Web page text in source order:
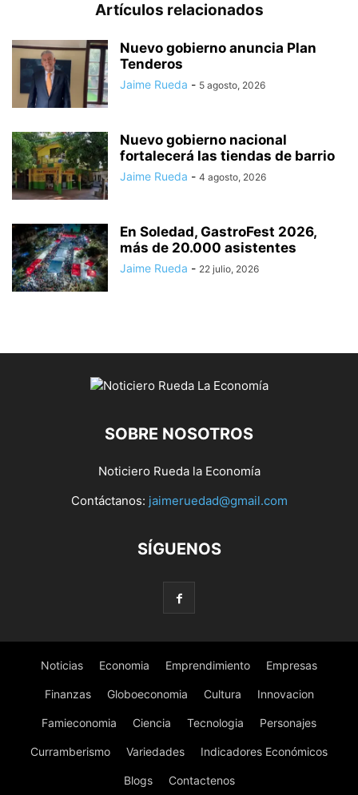
Artículos relacionados
Nuevo gobierno anuncia Plan
Tenderos
Jaime Rueda - 5 agosto, 2026
Nuevo gobierno nacional
fortalecerá las tiendas de barrio
Jaime Rueda - 4 agosto, 2026
En Soledad, GastroFest 2026,
más de 20.000 asistentes
Jaime Rueda - 22 julio, 2026
SOBRE NOSOTROS
Noticiero Rueda la Economía
Contáctanos: jaimeruedad@gmail.com
SÍGUENOS
Noticias Economia Emprendimiento Empresas
Finanzas Globoeconomia Cultura Innovacion
Famieconomia Ciencia Tecnologia Personajes
Curramberismo Variedades Indicadores Económicos
Blogs Contactenos